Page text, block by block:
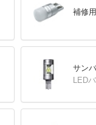
補修
サン
LED